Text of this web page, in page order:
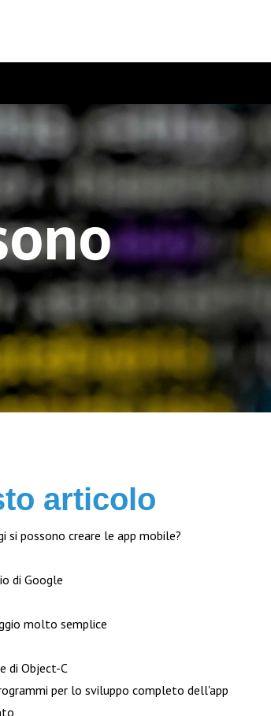
articolo
si possono creare le app mobile?
di Google
molto semplice
di Object-C
per lo sviluppo completo dell'app